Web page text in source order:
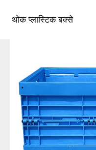
थोक प्लास्टिक बक्से